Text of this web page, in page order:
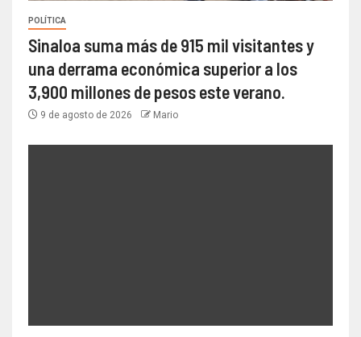
POLÍTICA
Sinaloa suma más de 915 mil visitantes y
una derrama económica superior a los
3,900 millones de pesos este verano.
9 de agosto de 2026 Mario